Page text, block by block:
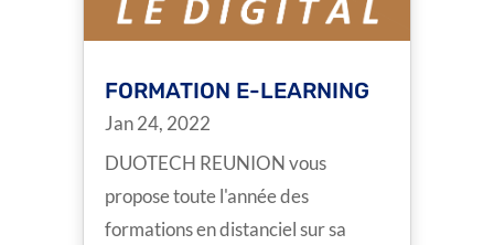
FORMATION E-LEARNING
Jan 24, 2022
DUOTECH REUNION vous
propose toute l'année des
formations en distanciel sur sa